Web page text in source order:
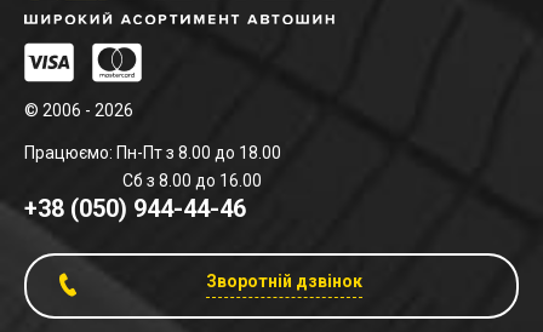
© 2006 - 2026
Працюємо: Пн-Пт з 8.00 до 18.00
Сб з 8.00 до 16.00
+38 (050) 944-44-46
Зворотній дзвінок